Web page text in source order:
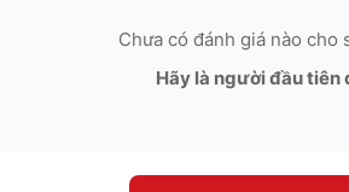
Chưa có đánh giá nào cho
Hãy là người đầu tiên